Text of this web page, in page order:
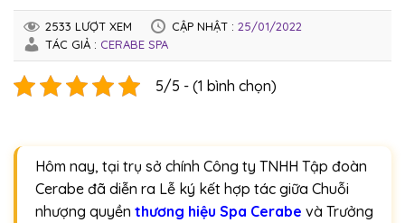
2533 LƯỢT XEM CẬP NHẬT : 25/01/2022
TÁC GIẢ : CERABE SPA
5/5 - (1 bình chọn)
Hôm nay, tại trụ sở chính Công ty TNHH Tập đoàn
Cerabe đã diễn ra Lễ ký kết hợp tác giữa Chuỗi
nhượng quyền thương hiệu Spa Cerabe và Trưởng